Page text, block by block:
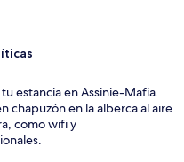
estancia en Assinie-Mafia.
chapuzón en la alberca al aire
como wifi y